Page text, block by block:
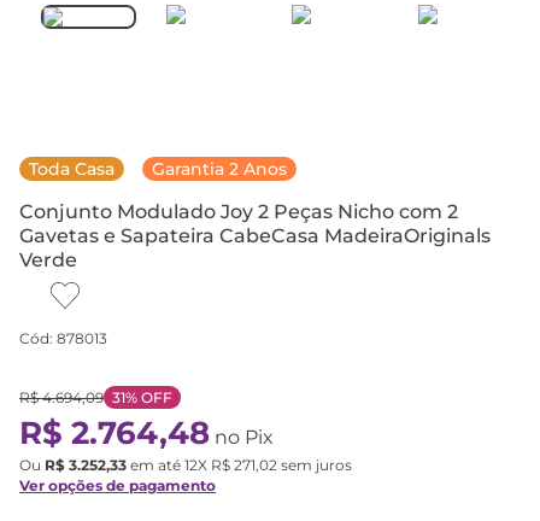
Toda Casa Garantia 2 Anos
Conjunto Modulado Joy 2 Peças Nicho com 2
Gavetas e Sapateira CabeCasa MadeiraOriginals
Verde
Cód: 878013
R$ 4.694,09 31% OFF
R$ 2.764,48 no Pix
Ou R$ 3.252,33 em até 12X R$ 271,02 sem juros
Ver opções de pagamento